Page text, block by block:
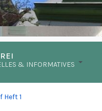
& INFORMATIVES
Heft 1